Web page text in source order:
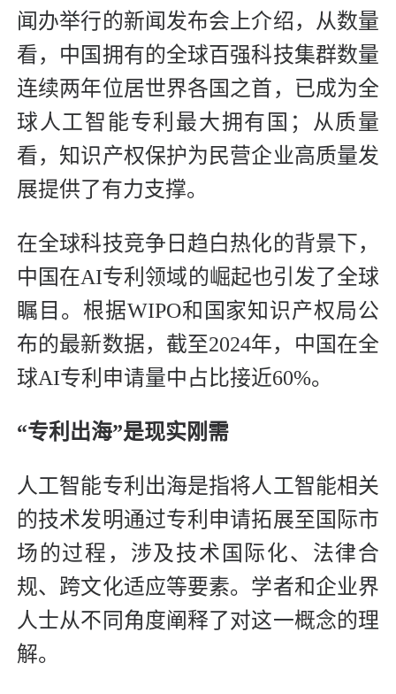
闻办举行的新闻发布会上介绍，从数量
看，中国拥有的全球百强科技集群数量
连续两年位居世界各国之首，已成为全
球人工智能专利最大拥有国；从质量
看，知识产权保护为民营企业高质量发
展提供了有力支撑。
在全球科技竞争日趋白热化的背景下，
中国在AI专利领域的崛起也引发了全球
瞩目。根据WIPO和国家知识产权局公
布的最新数据，截至2024年，中国在全
球AI专利申请量中占比接近60%。
“专利出海”是现实刚需
人工智能专利出海是指将人工智能相关
的技术发明通过专利申请拓展至国际市
场的过程，涉及技术国际化、法律合
规、跨文化适应等要素。学者和企业界
人士从不同角度阐释了对这一概念的理
解。